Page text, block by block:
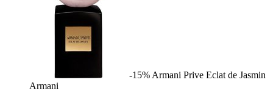
-15% Armani Prive Eclat de Jasmin
Armani